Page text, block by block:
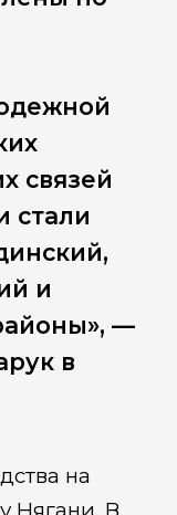
связей
стали
и
—
в
на
Нягани. В